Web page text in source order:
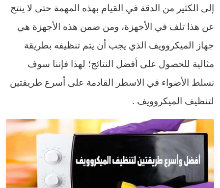
إلى الكثير من الدقة في القيام بهذه المهمة حتى لا ينتج
عن هذا تلف في الأجهزة، ومن ضمن هذه الأجهزة هي
جهاز الميكروويف الذي يجب أن يتم تنظيفه بطريقة
مثالية للحصول على أفضل النتائج؛ لهذا فإننا سوف
نسلط الأضواء في الاسطر القادمة على أسرع طريقتين
لتنظيف الميكروويف .